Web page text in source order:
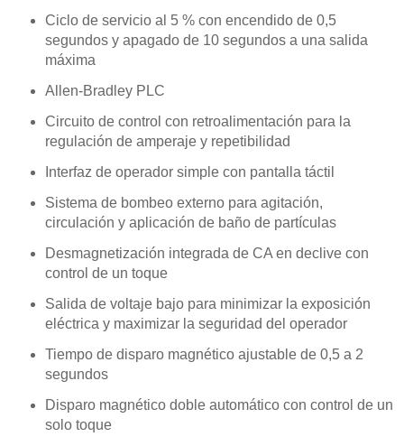
Ciclo de servicio al 5 % con encendido de 0,5
segundos y apagado de 10 segundos a una salida
máxima
Allen-Bradley PLC
Circuito de control con retroalimentación para la
regulación de amperaje y repetibilidad
Interfaz de operador simple con pantalla táctil
Sistema de bombeo externo para agitación,
circulación y aplicación de baño de partículas
Desmagnetización integrada de CA en declive con
control de un toque
Salida de voltaje bajo para minimizar la exposición
eléctrica y maximizar la seguridad del operador
Tiempo de disparo magnético ajustable de 0,5 a 2
segundos
Disparo magnético doble automático con control de un
solo toque